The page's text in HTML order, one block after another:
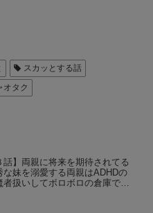
スカッとする話
オタク
話】両親に将来を期待されてる
な妹を溺愛する両親はADHDの
者扱いしてボロボロの倉庫で暮